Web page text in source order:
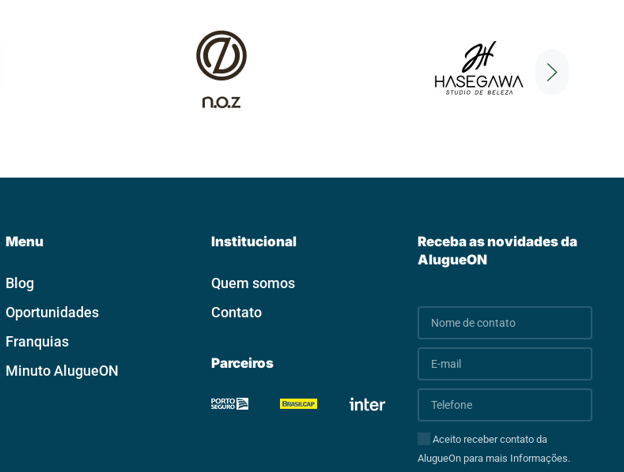
Menu
Blog
Oportunidades
Franquias
Minuto AlugueON
Institucional
Quem somos
Contato
Parceiros
Receba as novidades da
AlugueON
Aceito receber contato da
AlugueOn para mais Informações.